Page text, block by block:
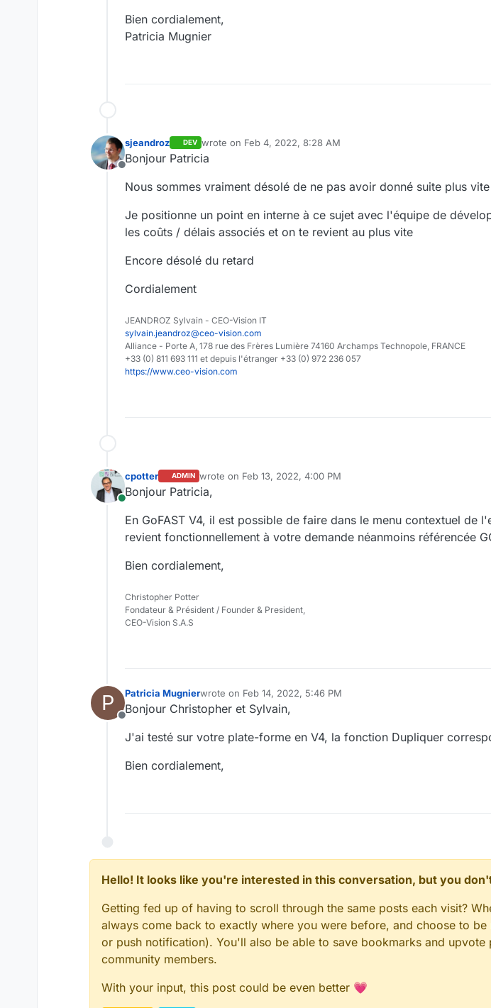
Bien cordialement,
Patricia Mugnier
Offline
sjeandroz DEV wrote on Feb 4, 2022, 8:28 AM
last edited by
Bonjour Patricia
Nous sommes vraiment désolé de ne pas avoir donné suite plus
Je positionne un point en interne à ce sujet avec l'équipe de
les coûts / délais associés et on te revient au plus vite
Encore désolé du retard
Cordialement
JEANDROZ Sylvain - CEO-Vision IT
sylvain.jeandroz@ceo-vision.com
Alliance - Porte A, 178 rue des Frères Lumière 74160 Archamps Technopole, FRANCE
+33 (0) 811 693 111 et depuis l'étranger +33 (0) 972 236 057
https://www.ceo-vision.com
Online
cpotter ADMIN wrote on Feb 13, 2022, 4:00 PM
last edited by
Bonjour Patricia,
En GoFAST V4, il est possible de faire dans le menu contextuel de
revient fonctionnellement à votre demande néanmoins référencée
Bien cordialement,
Christopher Potter
Fondateur & Président / Founder & President,
CEO-Vision S.A.S
P
Offline
Patricia Mugnierwrote on Feb 14, 2022, 5:46 PM
last edited by
Bonjour Christopher et Sylvain,
J'ai testé sur votre plate-forme en V4, la fonction Dupliquer
Bien cordialement,
Hello! It looks like you're interested in this conversation, but you
Getting fed up of having to scroll through the same posts each visit?
always come back to exactly where you were before, and choose to
or push notification). You'll also be able to save bookmarks and
community members.
With your input, this post could be even better 💗